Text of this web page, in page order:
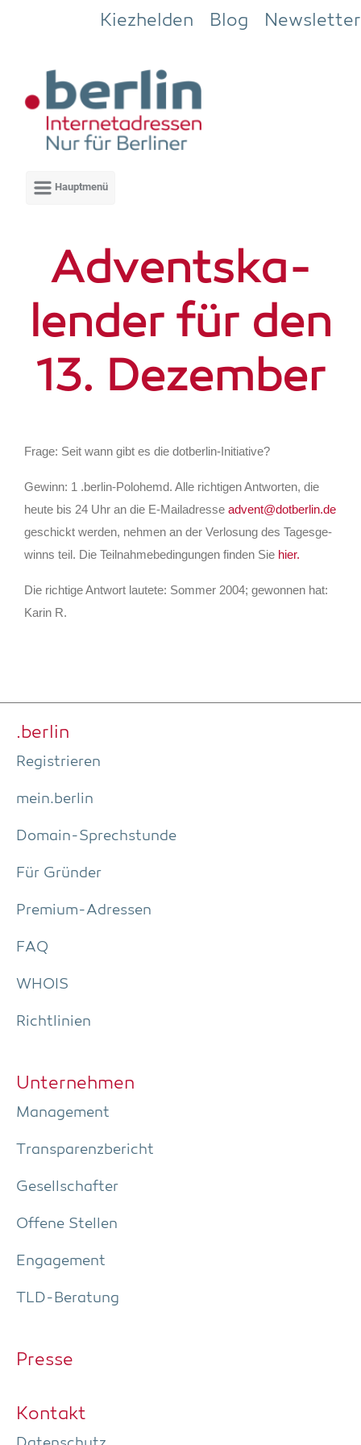
Zum Hauptinhalt springen
Kiezhelden Blog Newsletter
Advents­ka­
len­der für den
13. Dezember
Fra­ge: Seit wann gibt es die dotberlin-Initiative?
Gewinn: 1 .ber­lin-Polo­hemd. Alle rich­ti­gen Ant­wor­ten, die
heu­te bis 24 Uhr an die E‑Mailadresse advent@dotberlin.de
geschickt wer­den, neh­men an der Ver­lo­sung des Tages­ge­
winns teil. Die Teil­nah­me­be­din­gun­gen fin­den Sie hier.
Die rich­ti­ge Ant­wort lau­te­te: Som­mer 2004; gewon­nen hat:
Karin R.
.ber­lin
Regis­trie­ren
mein.berlin
Domain-Sprech­stun­de
Für Grün­der
Pre­­mi­um-Adres­­sen
FAQ
WHOIS
Richt­li­ni­en
Unter­neh­men
Manage­ment
Trans­pa­renz­be­richt
Gesell­schaf­ter
Offe­ne Stellen
Enga­ge­ment
TLD-Bera­tung
Pres­se
Kon­takt